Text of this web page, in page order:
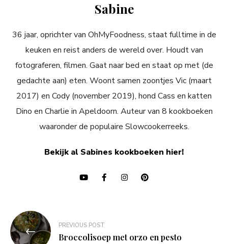
Sabine
36 jaar, oprichter van OhMyFoodness, staat fulltime in de
keuken en reist anders de wereld over. Houdt van
fotograferen, filmen. Gaat naar bed en staat op met (de
gedachte aan) eten. Woont samen zoontjes Vic (maart
2017) en Cody (november 2019), hond Cass en katten
Dino en Charlie in Apeldoorn. Auteur van 8 kookboeken
waaronder de populaire Slowcookerreeks.
Bekijk al Sabines kookboeken hier!
Bericht
navigatie
PREVIOUS POST
Broccolisoep met orzo en pesto